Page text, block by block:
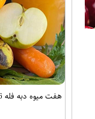
هفت ميوه دبه فله 6کيلويي باما